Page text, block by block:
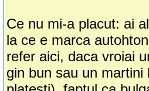
Ce nu mi-a placut: ai
la ce e marca
refer aici, daca vroiai
gin bun sau un martini